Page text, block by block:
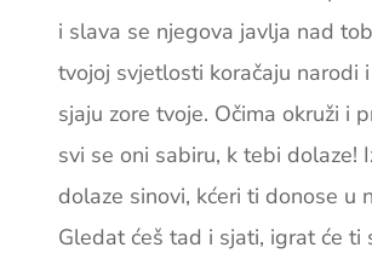
i slava se njegova javlja nad
tvojoj svjetlosti koračaju narodi
sjaju zore tvoje. Očima okruži i
svi se oni sabiru, k tebi dolaze!
dolaze sinovi, kćeri ti donose u
Gledat ćeš tad i sjati, igrat će ti